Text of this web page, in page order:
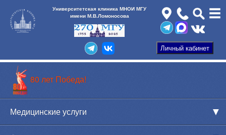
Университетская клиника МНОИ МГУ
имени М.В.Ломоносова
80 лет Победа!
Медицинские услуги